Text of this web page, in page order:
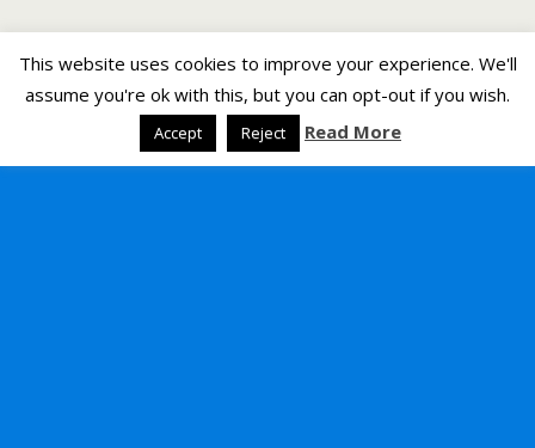
This website uses cookies to improve your experience. We'll
assume you're ok with this, but you can opt-out if you wish.
Accept Reject Read More